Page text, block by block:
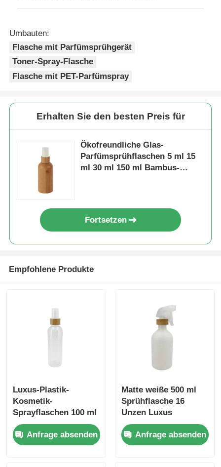
Kosmetische Rollen-Flasche
Kosmetikcremesglas
Schrauben-Lotions-Pumpe
Links-Rechts-Sperrpumpe
Clip Lock Lotion Pump
Umbauten:
Flasche mit Parfümsprühgerät
Toner-Spray-Flasche
Flasche mit PET-Parfümspray
Erhalten Sie den besten Preis für
Ökofreundliche Glas-
Parfümsprühflaschen 5 ml 15
ml 30 ml 150 ml Bambus-
Fortsetzen
Empfohlene Produkte
Luxus-Plastik-
Kosmetik-
Sprayflaschen 100 ml
200 ml Bambus-
Sprayflaschen mit
abgerundeten
Anfrage absenden
Matte weiße 500 ml
Sprühflasche 16
Unzen Luxus
Sprühflasche
Anfrage absenden